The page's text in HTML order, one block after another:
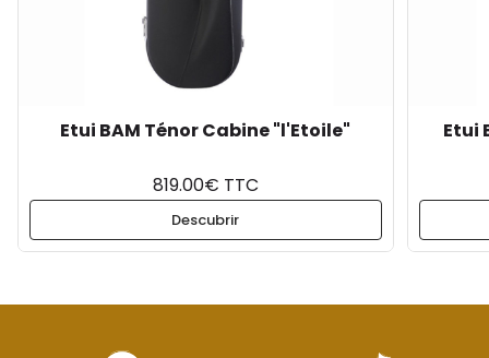
Etui BAM Ténor Cabine "l'Etoile"
819.00€ TTC
Descubrir
Etui